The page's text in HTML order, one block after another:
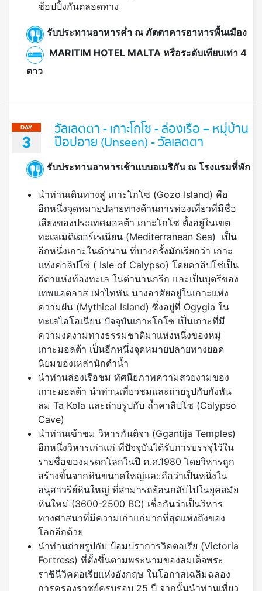
ช้อปปิ้งกันตลอดทาง
รับประทานอาหารค่ำ ณ ภัตตาคารอาหารพื้นเมือง
MARITIM HOTEL MALTA หรือระดับเทียบเท่า 4
ดาว
DAY
3
วัลเลตตา - เกาะโกโซ - ล่องเรือ – หมุ่บ้าน
ป๊อปอาย (Unseen) - วัลเลตตา
รับประทานอาหารเช้าแบบอเมริกัน ณ โรงแรมที่พัก
นำท่านเดินทางสู่ เกาะโกโซ (Gozo Island) คือ
อีกหนึ่งจุดหมายปลายทางด้านการท่องเที่ยวที่มีชื่อ
เสียงของประเทศมอลต้า เกาะโกโซ ตั้งอยู่ในเขต
ทะเลเมดิเตอร์เรเนียน (Mediterranean Sea) เป็น
อีกหนึ่งเกาะในตำนาน ที่บางครั้งมักเรียกว่า เกาะ
แห่งคาลิปโซ่ ( Isle of Calypso) โดยคาลิปโซ่เป็น
ธิดาแห่งท้องทะเล ในตำนานกรีก และเป็นบุตรีของ
เทพแอตลาส เผ่าไททัน นางอาศัยอยู่ในเกาะแห่ง
ความฝัน (Mythical Island) ซึ่งอยู่ที่ Ogygia ใน
ทะเลไอโอเนียน ปัจจุบันเกาะโกโซ เป็นเกาะที่มี
ความงดงามทางธรรมชาติมาแห่งหนึ่งของหมู่
เกาะมอลต้า เป็นอีกหนึ่งจุดหมายปลายทางยอด
นิยมของเหล่านักดำน้ำ
นำท่านล่องเรือชม ทัศนียภาพความสวยงามของ
เกาะมอลต้า นำท่านเที่ยวชมและถ่ายรูปกับกังหัน
ลม Ta Kola และถ่ายรูปกับ ถ้ำคาลิปโซ (Calypso
Cave)
นำท่านเข้าชม วิหารกันติจา (Ggantija Temples)
อีกหนึ่งวิหารเก่าแก่ ที่ปัจจุบันได้รับการบรรจุไว้ใน
รายชื่อของมรดกโลกในปี ค.ศ.1980 โดยวิหารถูก
สร้างขึ้นจากหินขนาดใหญ่และถือว่าเป็นหนึ่งใน
อนุสาวรีย์หินใหญ่ ที่สามารถย้อนกลับไปในยุคสมัย
หินใหม่ (3600-2500 BC) เชื่อกันว่าเป็นวิหาร
ทางศาสนาที่มีความเก่าแก่มากที่สุดแห่งถึงของ
โลกอีกด้วย
นำท่านถ่ายรูปกับ ป้อมปราการวิคตอเรีย (Victoria
Fortress) ที่ตั้งขึ้นตามพระนามของสมเด็จพระ
ราชินีวิคตอเรียแห่งอังกฤษ ในโอกาสเฉลิมฉลอง
การครองราชย์ครบรอบ 25 ปี จากนั้นนำท่านเที่ยว